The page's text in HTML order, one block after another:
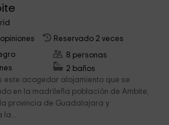
Reservado 2 veces
8 personas
2 baños
este acogedor alojamiento que se
en la madrileña población de Ambite,
la provincia de Guadalajara y
la...